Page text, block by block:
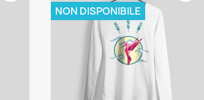
NON DISPONIBILE